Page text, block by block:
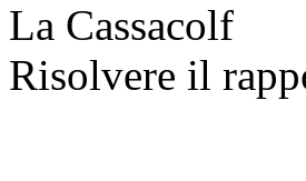
La Cassacolf
Risolvere il